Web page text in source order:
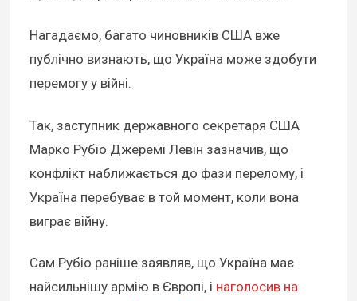
Нагадаємо, багато чиновників США вже
публічно визнають, що Україна може здобути
перемогу у війні.
Так, заступник державного секретаря США
Марко Рубіо Джеремі Левін зазначив, що
конфлікт наближається до фази перелому, і
Україна перебуває в той момент, коли вона
виграє війну.
Сам Рубіо раніше заявляв, що Україна має
найсильнішу армію в Європі, і наголосив на